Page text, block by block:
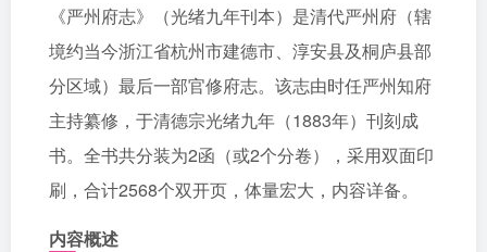
《严州府志》（光绪九年刊本）是清代严州府（辖
境约当今浙江省杭州市建德市、淳安县及桐庐县部
分区域）最后一部官修府志。该志由时任严州知府
主持纂修，于清德宗光绪九年（1883年）刊刻成
书。全书共分装为2函（或2个分卷），采用双面印
刷，合计2568个双开页，体量宏大，内容详备。
内容概述